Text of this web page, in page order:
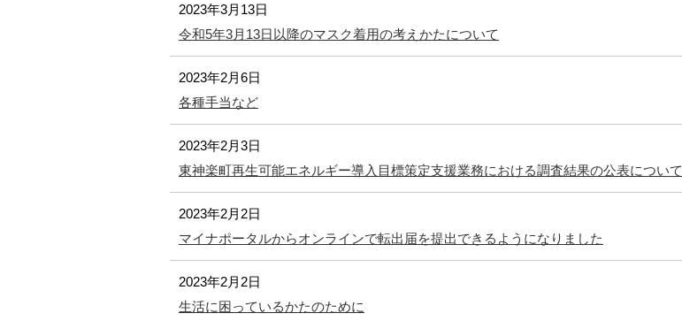
2023年3月13日
令和5年3月13日以降のマスク着用の考えかたについて
2023年2月6日
各種手当など
2023年2月3日
東神楽町再生可能エネルギー導入目標策定支援業務における調査結果の公表について
2023年2月2日
マイナポータルからオンラインで転出届を提出できるようになりました
2023年2月2日
生活に困っているかたのために